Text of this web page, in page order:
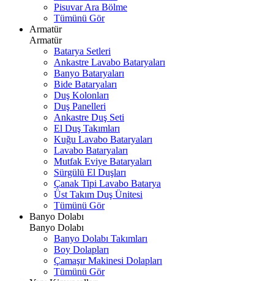
Pisuvar Ara Bölme
Tümünü Gör
Armatür
Armatür
Batarya Setleri
Ankastre Lavabo Bataryaları
Banyo Bataryaları
Bide Bataryaları
Duş Kolonları
Duş Panelleri
Ankastre Duş Seti
El Duş Takımları
Kuğu Lavabo Bataryaları
Lavabo Bataryaları
Mutfak Eviye Bataryaları
Sürgülü El Duşları
Çanak Tipi Lavabo Batarya
Üst Takım Duş Ünitesi
Tümünü Gör
Banyo Dolabı
Banyo Dolabı
Banyo Dolabı Takımları
Boy Dolapları
Çamaşır Makinesi Dolapları
Tümünü Gör